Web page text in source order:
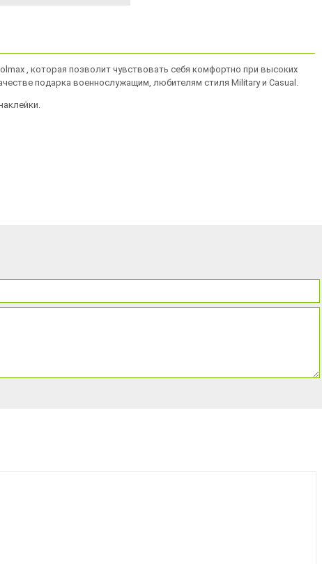
, которая позволит чувствовать себя комфортно при высоких
подарка военнослужащим, любителям стиля Military и Casual.